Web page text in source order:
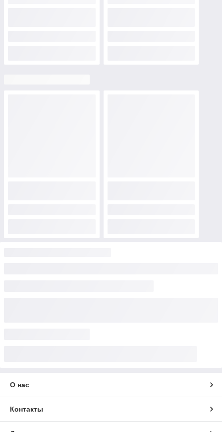
О нас
Контакты